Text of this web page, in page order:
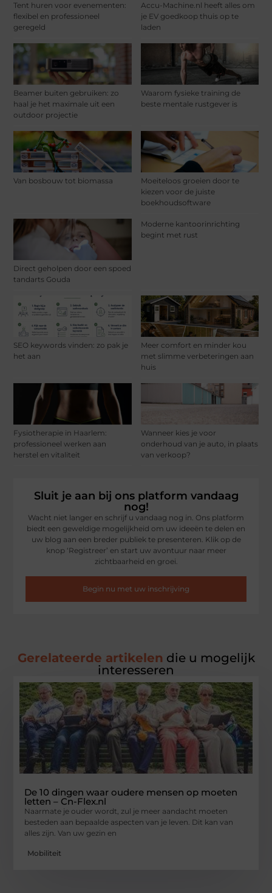
Tent huren voor evenementen:
flexibel en professioneel
geregeld
Accu-Machine.nl heeft alles om
je EV goedkoop thuis op te
laden
Beamer buiten gebruiken: zo
haal je het maximale uit een
outdoor projectie
Waarom fysieke training de
beste mentale rustgever is
Van bosbouw tot biomassa
Moeiteloos groeien door te
kiezen voor de juiste
boekhoudsoftware
Direct geholpen door een spoed
tandarts Gouda
Moderne kantoorinrichting
begint met rust
SEO keywords vinden: zo pak je
het aan
Meer comfort en minder kou
met slimme verbeteringen aan
huis
Fysiotherapie in Haarlem:
professioneel werken aan
herstel en vitaliteit
Wanneer kies je voor
onderhoud van je auto, in plaats
van verkoop?
Sluit je aan bij ons platform vandaag
nog!
Wacht niet langer en schrijf u vandaag nog in. Ons platform
biedt een geweldige mogelijkheid om uw ideeën te delen en
uw blog aan een breder publiek te presenteren. Klik op de
knop ‘Registreer’ en start uw avontuur naar meer
zichtbaarheid en groei.
Begin nu met uw inschrijving
Gerelateerde artikelen die u mogelijk
interesseren
De 10 dingen waar oudere mensen op moeten
letten – Cn-Flex.nl
Naarmate je ouder wordt, zul je meer aandacht moeten
besteden aan bepaalde aspecten van je leven. Dit kan van
alles zijn. Van uw gezin en
Mobiliteit